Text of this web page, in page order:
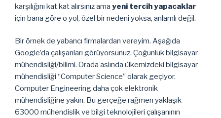
karşılığını kat kat alırsınız ama yeni tercih yapacaklar
için bana göre o yol, özel bir nedeni yoksa, anlamlı değil.
Bir örnek de yabancı firmalardan vereyim. Aşağıda
Google’da çalışanları görüyorsunuz. Çoğunluk bilgisayar
mühendisliği/bilimi. Orada aslında ülkemizdeki bilgisayar
mühendisliği “Computer Science” olarak geçiyor.
Computer Engineering daha çok elektronik
mühendisliğine yakın. Bu gerçeğe rağmen yaklaşık
63000 mühendislik ve bilgi teknolojileri çalışanının